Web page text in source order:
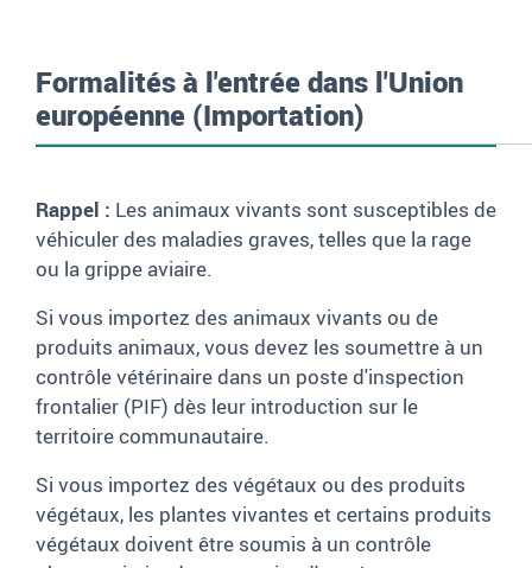
Formalités à l'entrée dans l'Union
européenne (Importation)
Rappel : Les animaux vivants sont susceptibles de
véhiculer des maladies graves, telles que la rage
ou la grippe aviaire.
Si vous importez des animaux vivants ou de
produits animaux, vous devez les soumettre à un
contrôle vétérinaire dans un poste d'inspection
frontalier (PIF) dès leur introduction sur le
territoire communautaire.
Si vous importez des végétaux ou des produits
végétaux, les plantes vivantes et certains produits
végétaux doivent être soumis à un contrôle